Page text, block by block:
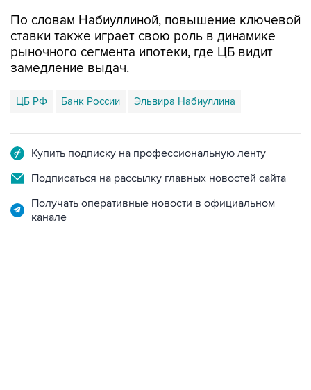
По словам Набиуллиной, повышение ключевой
ставки также играет свою роль в динамике
рыночного сегмента ипотеки, где ЦБ видит
замедление выдач.
ЦБ РФ Банк России Эльвира Набиуллина
Купить подписку на профессиональную ленту
Подписаться на рассылку главных новостей сайта
Получать оперативные новости в официальном
канале